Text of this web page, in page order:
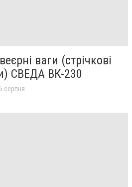
ваги (стрічкові
СВЕДА ВК-230
серпня